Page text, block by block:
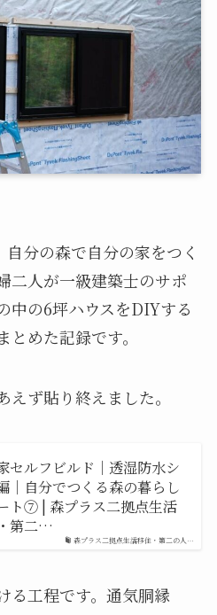
分の森で自分の家をつく
二人が一級建築士のサポ
中の6坪ハウスをDIYする
めた記録です。
ず貼り終えました。
森プラス二拠点生活移住・第二の人…
セルフビルド｜透湿防水シ
｜自分でつくる森の暮らし
ト⑦ | 森プラス二拠点生活
第二…
る工程です。通気胴縁